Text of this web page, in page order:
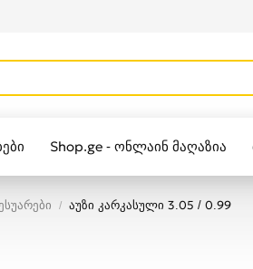
Shop.ge - ონლაინ მაღაზია
აუზი კარკასული 3.05 / 0.99